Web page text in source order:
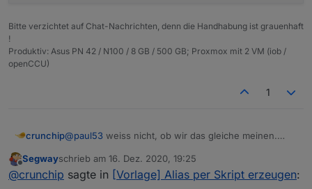
  "native": {
    "ID": "ENERGY_COUNTER",
    "FLAGS": 1,
  },
  "from": "system.adapter.hm-rega.0",
Bitte verzichtet auf Chat-Nachrichten, denn die Handhabung ist grauenhaft
!
Produktiv: Asus PN 42 / N100 / 8 GB / 500 GB; Proxmox mit 2 VM (iob /
openCCU)
1
crunchip@paul53 weiss nicht, ob wir das gleiche meinen.
als...aufnumber, hab ich mauell so angelegt, default
ist da aber
autohinterlegt und sollte den DP
Segwayschrieb am 16. Dez. 2020, 19:25
zuletzt editiert von
@crunchip sagte in [Vorlage] Alias per Skript erzeugen: